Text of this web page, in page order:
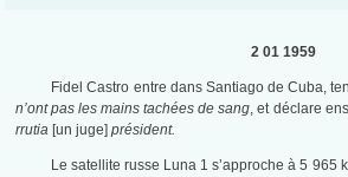
2 01 1959
Fidel Castro entre dans Santiago de Cuba,
n’ont pas les mains tachées de sang, et déclare
rrutia [un juge] président.
Le satellite russe Luna 1 s’approche à 5 965